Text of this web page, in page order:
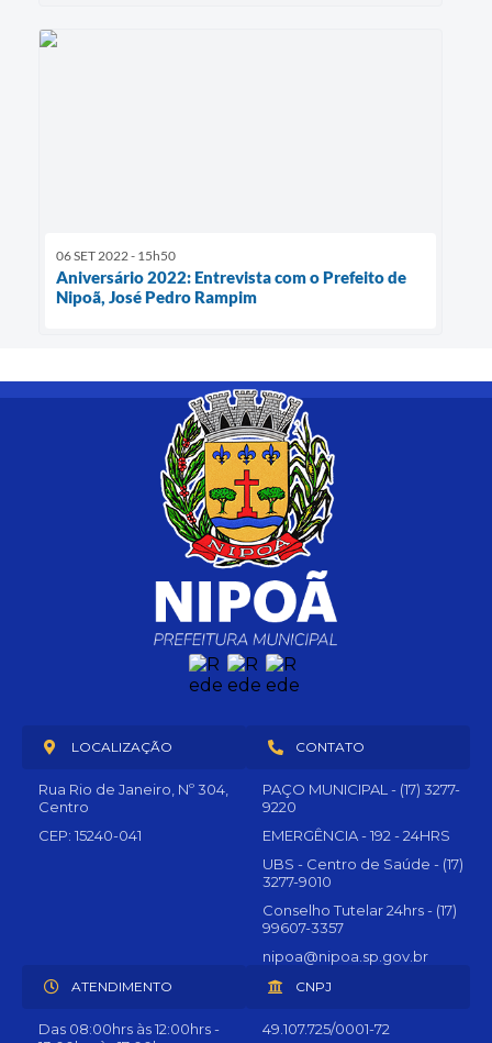
06 SET 2022 - 15h50
Aniversário 2022: Entrevista com o Prefeito de
Nipoã, José Pedro Rampim
LOCALIZAÇÃO
Rua Rio de Janeiro, Nº 304,
Centro
CEP: 15240-041
CONTATO
PAÇO MUNICIPAL - (17) 3277-
9220
EMERGÊNCIA - 192 - 24HRS
UBS - Centro de Saúde - (17)
3277-9010
Conselho Tutelar 24hrs - (17)
99607-3357
nipoa@nipoa.sp.gov.br
ATENDIMENTO
Das 08:00hrs às 12:00hrs -
CNPJ
49.107.725/0001-72